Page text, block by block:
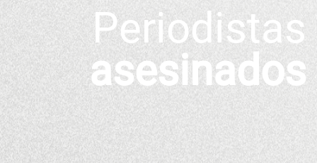
Periodistas
asesinados